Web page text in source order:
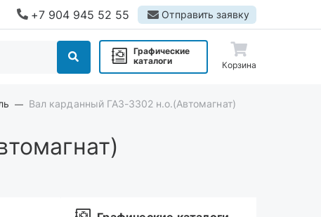
+7 904 945 52 55 Отправить заявку
Графические
каталоги
Корзина
Вал карданный ГАЗ-3302 н.о.(Автомагнат)